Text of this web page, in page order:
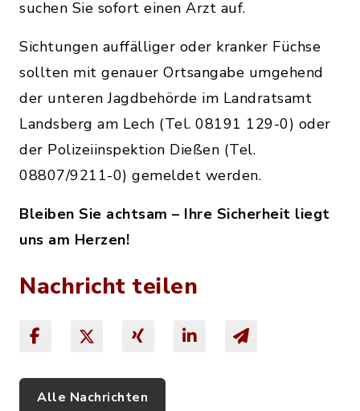
suchen Sie sofort einen Arzt auf.
Sichtungen auffälliger oder kranker Füchse
sollten mit genauer Ortsangabe umgehend
der unteren Jagdbehörde im Landratsamt
Landsberg am Lech (Tel. 08191 129-0) oder
der Polizeiinspektion Dießen (Tel.
08807/9211-0) gemeldet werden.
Bleiben Sie achtsam – Ihre Sicherheit liegt
uns am Herzen!
Nachricht teilen
Alle Nachrichten